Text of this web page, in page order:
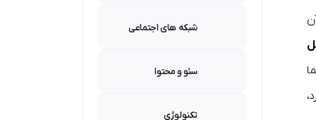
شبکه های اجتماعی
سئو و محتوا
تکنولوژی